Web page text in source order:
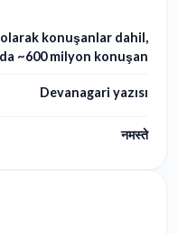
konuşanlar dahil,
~600 milyon konuşan
Devanagari yazısı
नमस्ते